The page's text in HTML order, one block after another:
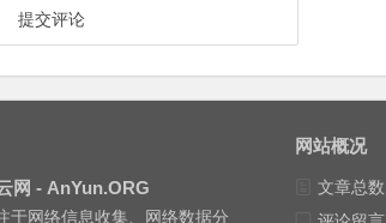
网 - AnYun.ORG
于网络信息收集、网络数据分
网站概况
文章总数